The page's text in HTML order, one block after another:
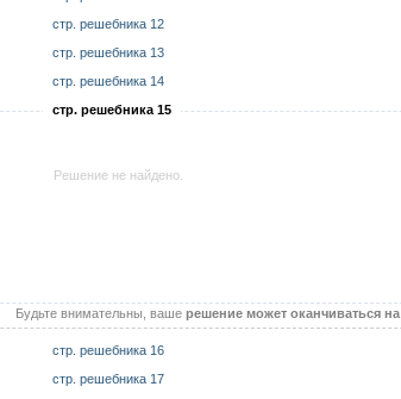
стр. решебника 12
стр. решебника 13
стр. решебника 14
стр. решебника 15
Решение не найдено.
Будьте внимательны, ваше решение может оканчиваться на
стр. решебника 16
стр. решебника 17